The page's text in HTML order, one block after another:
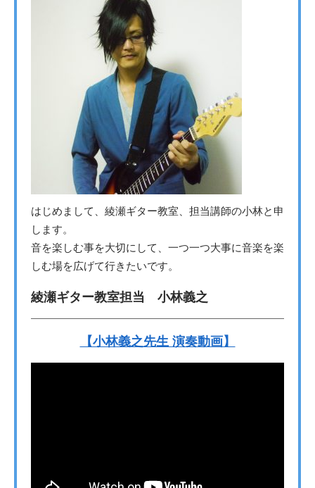
はじめまして、綾瀬ギター教室、担当講師の小林と申
します。
音を楽しむ事を大切にして、一つ一つ大事に音楽を楽
しむ場を広げて行きたいです。
綾瀬ギター教室担当 小林義之
【小林義之先生 演奏動画】